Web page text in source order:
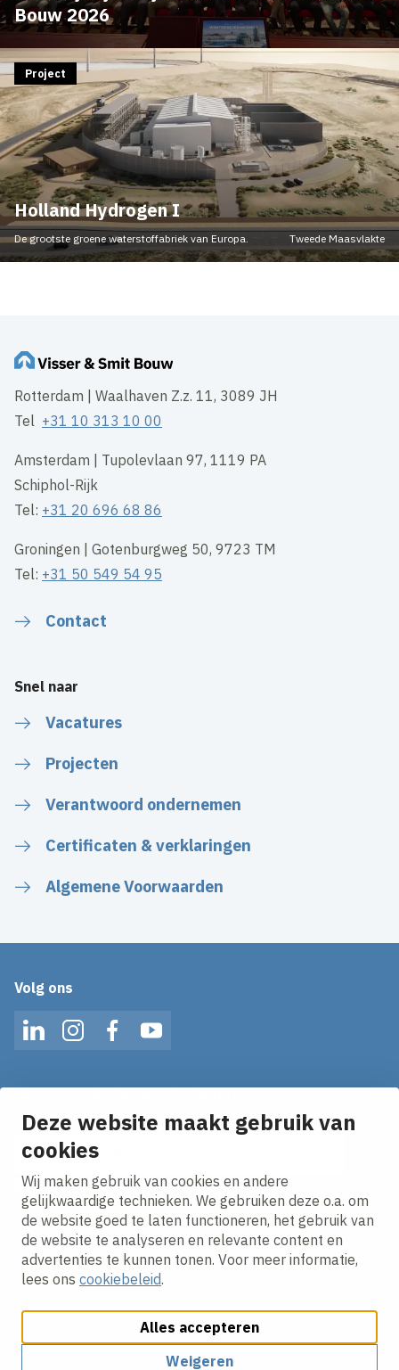
Deze website maakt gebruik van
cookies
Wij maken gebruik van cookies en andere
gelijkwaardige technieken. We gebruiken deze o.a. om
de website goed te laten functioneren, het gebruik van
de website te analyseren en relevante content en
advertenties te kunnen tonen. Voor meer informatie,
lees ons cookiebeleid.
Alles accepteren
Weigeren
Bouw 2026
Holland Hydrogen I
Project
De grootste groene waterstoffabriek van Europa. Tweede Maasvlakte
Rotterdam | Waalhaven Z.z. 11, 3089 JH
Tel +31 10 313 10 00
Amsterdam | Tupolevlaan 97, 1119 PA
Schiphol-Rijk
Tel: +31 20 696 68 86
Groningen | Gotenburgweg 50, 9723 TM
Tel: +31 50 549 54 95
Contact
Snel naar
Vacatures
Projecten
Verantwoord ondernemen
Certificaten & verklaringen
Algemene Voorwaarden
Volg ons
LinkedInInstagramFacebookYouTube
en ontvang het laatste nieuws direct in je inbox!
E-mailadres
Ik ga akkoord met hetprivacy statement.
Cookies aanpassenCookie beleidPrivacy policy